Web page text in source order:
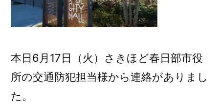
連
絡
り
ま
本日6月17日（火）さきほど春日部市役
所の交通防犯担当様から連絡がありまし
た。